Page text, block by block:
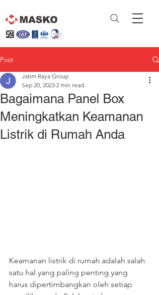
Post
Bagaimana Panel Box
Meningkatkan Keamanan
Listrik di Rumah Anda
Jatim Raya Group
Sep 20, 2023 2 min read
Keamanan listrik di rumah adalah salah
satu hal yang paling penting yang
harus dipertimbangkan oleh setiap